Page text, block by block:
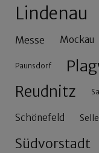
Lindenau
Messe Mockau
Paunsdorf
Reudnitz
Schönefeld
Südvorstadt